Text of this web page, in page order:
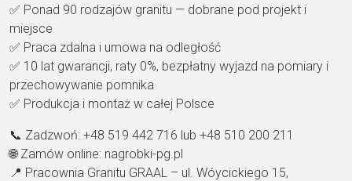
✅ Ponad 90 rodzajów granitu — dobrane pod projekt i
miejsce
✅ Praca zdalna i umowa na odległość
✅ 10 lat gwarancji, raty 0%, bezpłatny wyjazd na pomiary i
przechowywanie pomnika
✅ Produkcja i montaż w całej Polsce
📞 Zadzwoń: +48 519 442 716 lub +48 510 200 211
🌐 Zamów online: nagrobki-pg.pl
📍 Pracownia Granitu GRAAL – ul. Wóycickiego 15,